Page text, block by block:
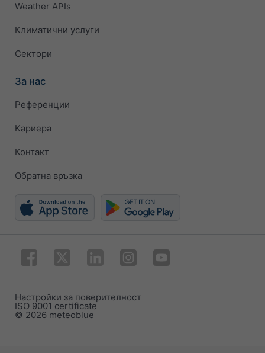
Weather APIs
Климатични услуги
Сектори
За нас
Референции
Кариера
Контакт
Обратна връзка
© 2026 meteoblue
ISO 9001 certificate
Настройки за поверителност